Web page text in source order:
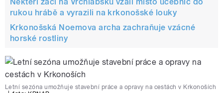
rukou hrábě a vyrazili na krkonošské louky
Krkonošská Noemova archa zachraňuje vzácné
horské rostliny
Letní sezóna umožňuje stavební práce a opravy na cestách v Krkonoších